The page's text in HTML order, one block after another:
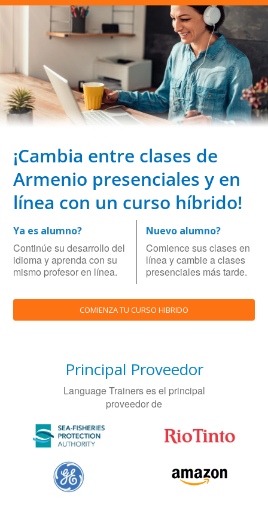
¡Cambia entre clases de
Armenio presenciales y en
línea con un curso híbrido!
Ya es alumno?
Continúe su desarrollo del
idioma y aprenda con su
mismo profesor en línea.
Nuevo alumno?
Comience sus clases en
línea y cambie a clases
presenciales más tarde.
COMIENZA TU CURSO HIBRIDO
Principal Proveedor
Language Trainers es el principal
proveedor de